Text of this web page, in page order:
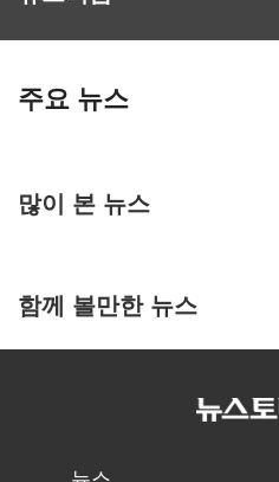
주요 뉴스
많이 본 뉴스
함께 볼만한 뉴스